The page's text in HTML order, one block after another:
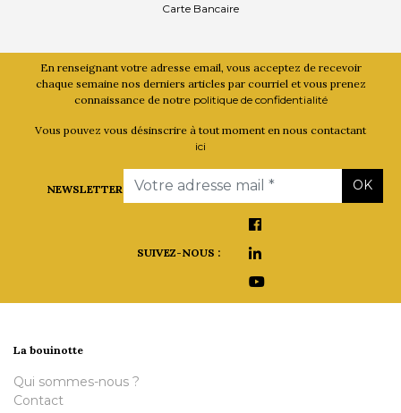
Carte Bancaire
En renseignant votre adresse email, vous acceptez de recevoir
chaque semaine nos derniers articles par courriel et vous prenez
connaissance de notre politique de confidentialité
Vous pouvez vous désinscrire à tout moment en nous contactant
ici
NEWSLETTER
Email OK
SUIVEZ-NOUS :
La bouinotte
Qui sommes-nous ?
Contact